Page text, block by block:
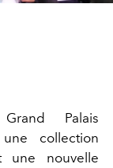
Palais
collection
une nouvelle